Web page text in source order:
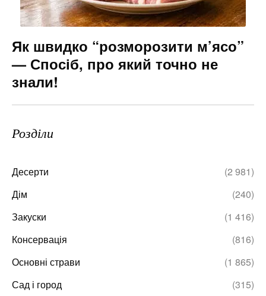
Як швидко “розморозити м’ясо”
— Спосіб, про який точно не
знали!
Розділи
Десерти
(2 981)
Дім
(240)
Закуски
(1 416)
Консервація
(816)
Основні страви
(1 865)
Сад і город
(315)